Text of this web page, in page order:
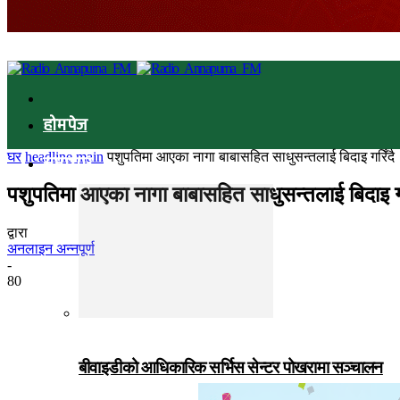
होमपेज
समाचार
बीवाइडीको आधिकारिक सर्भिस सेन्टर पोखरामा सञ्चालन
घर headline main पशुपतिमा आएका नागा बाबासहित साधुसन्तलाई बिदाइ गरिँदै
पशुपतिमा आएका नागा बाबासहित साधुसन्तलाई बिदाइ
द्वारा
अनलाइन अन्नपूर्ण
-
80